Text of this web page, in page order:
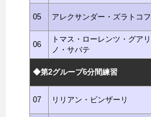
05 アレクサンダー・ズラトコフ
06
トマス・ローレンツ・グアリ
ノ・サバテ
◆第2グループ6分間練習
07 リリアン・ビンザーリ